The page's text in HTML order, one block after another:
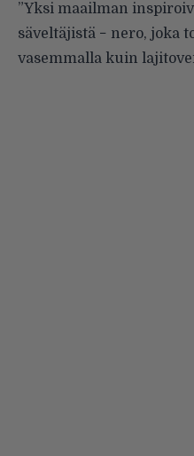
”Yksi maailman
säveltäjistä − nero, joka
vasemmalla kuin